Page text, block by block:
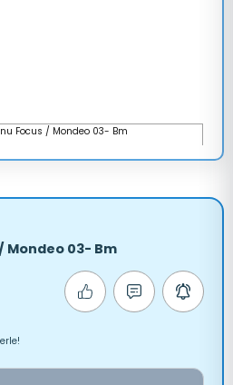
Mondeo 03- Bm